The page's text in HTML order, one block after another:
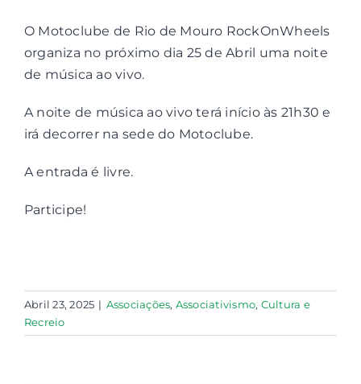
Associações
O Motoclube de Rio de Mouro RockOnWheels
organiza no próximo dia 25 de Abril uma noite
de música ao vivo.
A noite de música ao vivo terá início às 21h30 e
irá decorrer na sede do Motoclube.
A entrada é livre.
Participe!
Abril 23, 2025 | Associações, Associativismo, Cultura e
Recreio